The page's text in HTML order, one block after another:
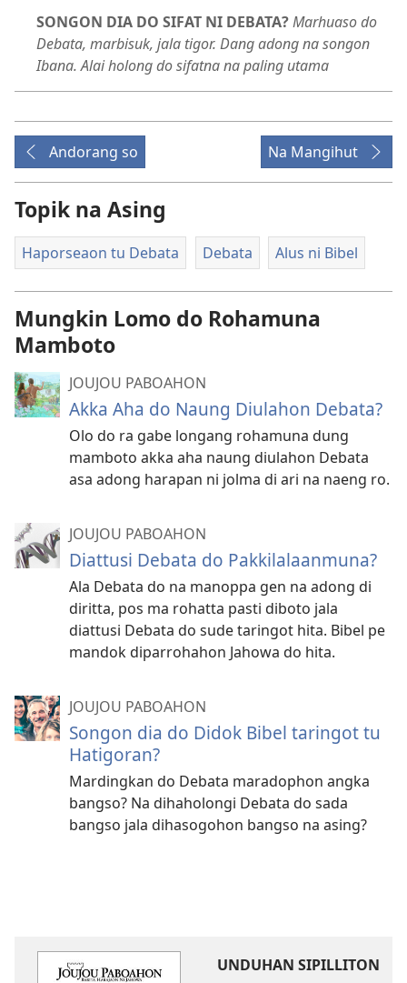
SONGON DIA DO SIFAT NI DEBATA?Marhuaso do
Debata, marbisuk, jala tigor. Dang adong na songon
Ibana. Alai holong do sifatna na paling utama
Andorang so Na Mangihut
Topik na Asing
Haporseaon tu Debata Debata Alus ni Bibel
Mungkin Lomo do Rohamuna
Mamboto
JOUJOU PABOAHON
Akka Aha do Naung Diulahon Debata?
Olo do ra gabe longang rohamuna dung
mamboto akka aha naung diulahon Debata
asa adong harapan ni jolma di ari na naeng ro.
JOUJOU PABOAHON
Diattusi Debata do Pakkilalaanmuna?
Ala Debata do na manoppa gen na adong di
diritta, pos ma rohatta pasti diboto jala
diattusi Debata do sude taringot hita. Bibel pe
mandok diparrohahon Jahowa do hita.
JOUJOU PABOAHON
Songon dia do Didok Bibel taringot tu
Hatigoran?
Mardingkan do Debata maradophon angka
bangso? Na dihaholongi Debata do sada
bangso jala dihasogohon bangso na asing?
UNDUHAN SIPILLITON